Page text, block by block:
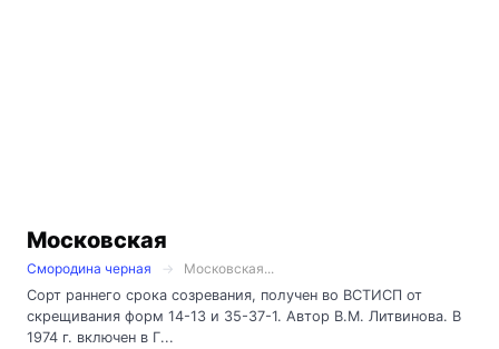
Московская
Смородина черная
Московская...
Сорт раннего срока созревания, получен во ВСТИСП от
скрещивания форм 14-13 и 35-37-1. Автор В.М. Литвинова. В
1974 г. включен в Г...